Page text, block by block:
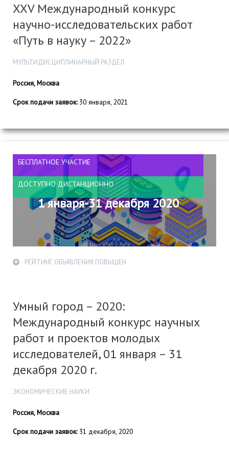
XXV Международный конкурс
научно-исследовательских работ
«Путь в науку – 2022»
МУЛЬТИДИСЦИПЛИНАРНЫЙ РАЗДЕЛ
Россия, Москва
Срок подачи заявок:30 января, 2021
БЕСПЛАТНОЕ УЧАСТИЕ
ДОСТУПНО ДИСТАНЦИОННО
1 января-31 декабря 2020
РЕЙТИНГ ОБЪЯВЛЕНИЯ ПОВЫШЕН
Умный город – 2020:
Международный конкурс научных
работ и проектов молодых
исследователей, 01 января – 31
декабря 2020 г.
ЭКОНОМИЧЕСКИЕ НАУКИ
Россия, Москва
Срок подачи заявок:31 декабря, 2020